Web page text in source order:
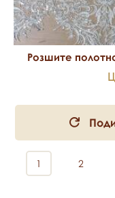
Розшите
1 2